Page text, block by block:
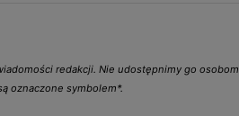
redakcji. Nie udostępnimy go osobom
oznaczone symbolem*.